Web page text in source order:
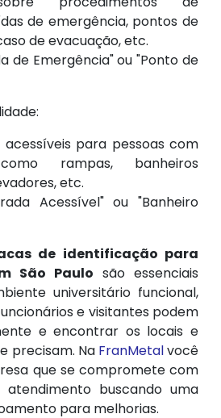
de emergência, pontos de
de evacuação, etc.
de Emergência" ou "Ponto de
acessíveis para pessoas com
rampas, banheiros
etc.
Acessível" ou "Banheiro
de identificação para
São Paulo são essenciais
universitário funcional,
e visitantes podem
e encontrar os locais e
precisam. Na FranMetalvocê
que se compromete com
buscando uma
para melhorias.